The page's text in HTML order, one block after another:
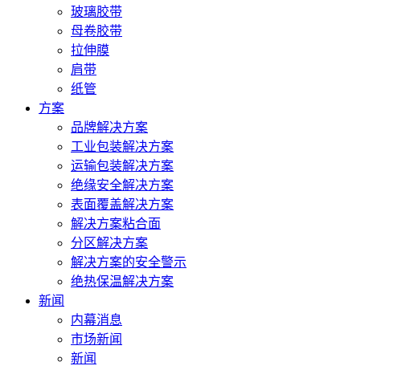
玻璃胶带
母卷胶带
拉伸膜
肩带
纸管
方案
品牌解决方案
工业包装解决方案
运输包装解决方案
绝缘安全解决方案
表面覆盖解决方案
解决方案粘合面
分区解决方案
解决方案的安全警示
绝热保温解决方案
新闻
内幕消息
市场新闻
新闻